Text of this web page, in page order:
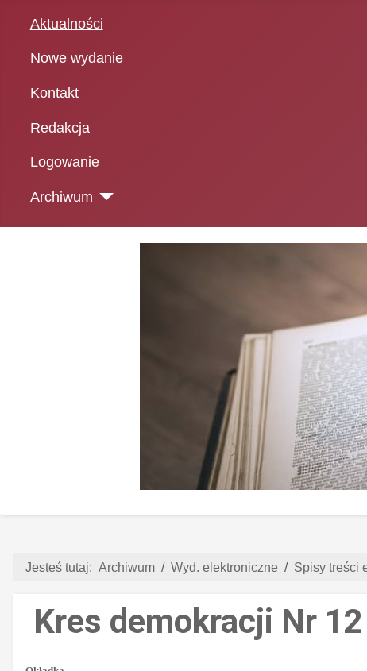
Aktualności
Nowe wydanie
Kontakt
Redakcja
Logowanie
Archiwum
Jesteś tutaj: Archiwum Wyd. elektroniczne Spisy treści
Kres demokracji Nr